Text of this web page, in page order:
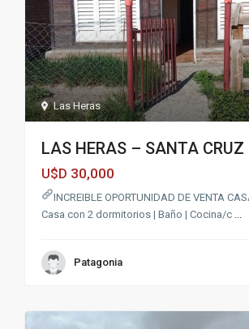
Las Heras
LAS HERAS – SANTA CRUZ
U$D 30,000
INCREIBLE OPORTUNIDAD DE VENTA
Casa con 2 dormitorios | Baño | Cocina/c ...
Patagonia